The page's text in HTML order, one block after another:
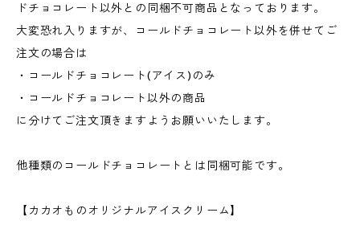
ドチョコレート以外との同梱不可商品となっております。
大変恐れ入りますが、コールドチョコレート以外を併せてご
注文の場合は
・コールドチョコレート(アイス)のみ
・コールドチョコレート以外の商品
に分けてご注文頂きますようお願いいたします。
他種類のコールドチョコレートとは同梱可能です。
【カカオものオリジナルアイスクリーム】